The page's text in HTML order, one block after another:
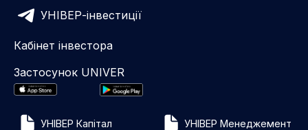
УНІВЕР-інвестиції
Кабінет інвестора
Застосунок UNIVER
УНІВЕР Капітал
УНІВЕР Менеджемент